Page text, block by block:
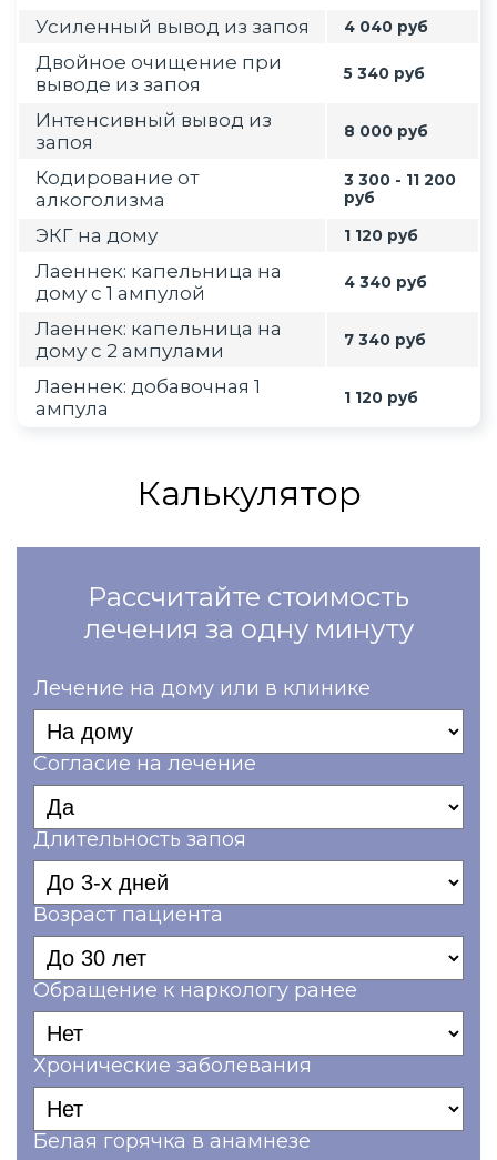
Усиленный вывод из запоя 4 040 руб
Двойное очищение при
выводе из запоя
5 340 руб
Интенсивный вывод из
запоя
8 000 руб
Кодирование от
алкоголизма
3 300 - 11 200
руб
ЭКГ на дому 1 120 руб
Лаеннек: капельница на
дому с 1 ампулой
4 340 руб
Лаеннек: капельница на
дому с 2 ампулами
7 340 руб
Лаеннек: добавочная 1
ампула
1 120 руб
Калькулятор
Рассчитайте стоимость
лечения за одну минуту
Лечение на дому или в клинике
Согласие на лечение
Длительность запоя
Возраст пациента
Обращение к наркологу ранее
Хронические заболевания
Белая горячка в анамнезе